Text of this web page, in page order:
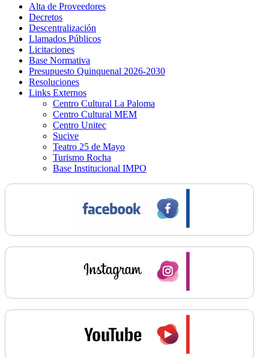
Alta de Proveedores
Decretos
Descentralización
Llamados Públicos
Licitaciones
Base Normativa
Presupuesto Quinquenal 2026-2030
Resoluciones
Links Externos
Centro Cultural La Paloma
Centro Cultural MEM
Centro Unitec
Sucive
Teatro 25 de Mayo
Turismo Rocha
Base Institucional IMPO